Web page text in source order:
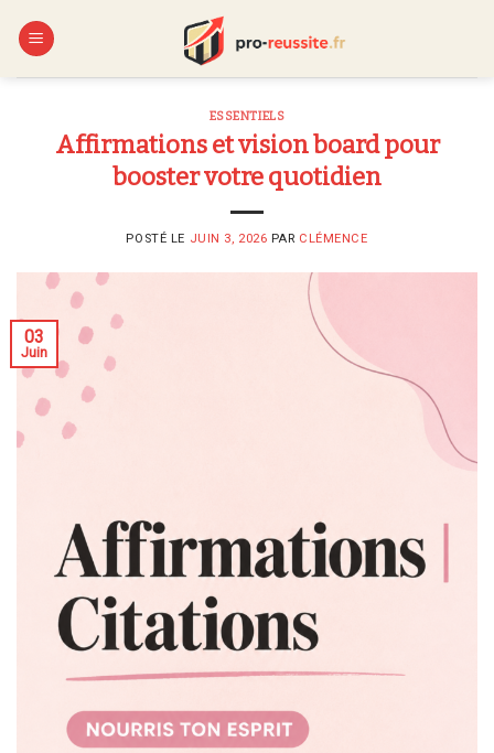
ESSENTIELS
Affirmations et vision board pour
booster votre quotidien
POSTÉ LE JUIN 3, 2026 PAR CLÉMENCE
03
Juin